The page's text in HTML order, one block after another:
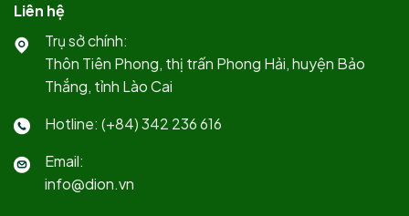
Liên hệ
Trụ sở chính:
Thôn Tiên Phong, thị trấn Phong Hải, huyện Bảo
Thắng, tỉnh Lào Cai
Hotline: (+84) 342 236 616
Email:
info@dion.vn